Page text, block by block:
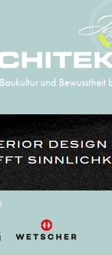
Baukultur und Bewusstheit